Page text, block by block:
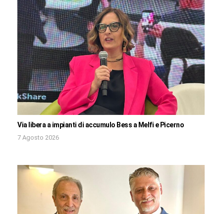
Via libera a impianti di accumulo Bess a Melfi e Picerno
7 Agosto 2026